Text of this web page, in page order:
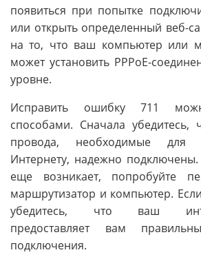
появиться при попытке
или открыть определенный веб-
на то, что ваш компьютер или
может установить PPPoE-
уровне.
Исправить ошибку 711
способами. Сначала убедитесь,
провода, необходимые для
Интернету, надежно
еще возникает, попробуйте
маршрутизатор и компьютер.
убедитесь, что ваш
предоставляет вам
подключения.